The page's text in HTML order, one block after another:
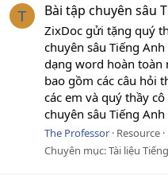
T Bài tập chuyên sâu
ZixDoc gửi tặng quý
chuyên sâu Tiếng
dạng word hoàn toàn
bao gồm các câu hỏi
các em và quý thầy
chuyên sâu Tiếng
The Professor Resource
Chuyên mục:Tài liệu